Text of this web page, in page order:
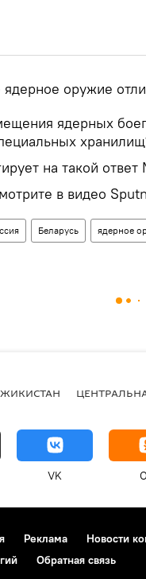
оружие
ядерных
на такой
в видео
Беларусь ядерное
VK
Реклама Новости
Обратная связь